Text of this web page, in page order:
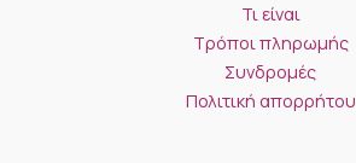
Τι είναι
Τρόποι πληρωμής
Συνδρομές
Πολιτική απορρήτου